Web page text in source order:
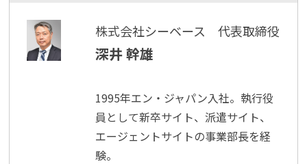
株式会社シーベース 代表取締役
深井 幹雄
1995年エン・ジャパン入社。執行役
員として新卒サイト、派遣サイト、
エージェントサイトの事業部長を経
験。